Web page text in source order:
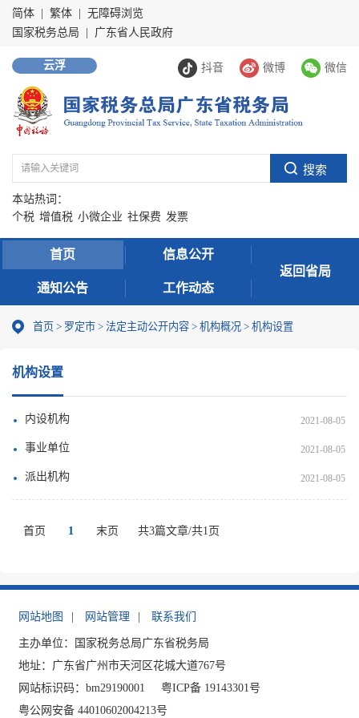
简体 繁体
无障碍浏览
国家税务总局
广东省人民政府
抖音 微博 微信
云浮
本站热词：
个税 增值税 小微企业 社保费 发票
首页 信息公开
通知公告 工作动态
返回省局
首页 > 罗定市 > 法定主动公开内容 > 机构概况 > 机构设置
机构设置
内设机构 2021-08-05
事业单位 2021-08-05
派出机构 2021-08-05
首页 1 末页 共3篇文章/共1页
网站地图 网站管理 联系我们
主办单位：国家税务总局广东省税务局
地址：广东省广州市天河区花城大道767号
网站标识码：bm29190001
粤ICP备 19143301号
粤公网安备 44010602004213号